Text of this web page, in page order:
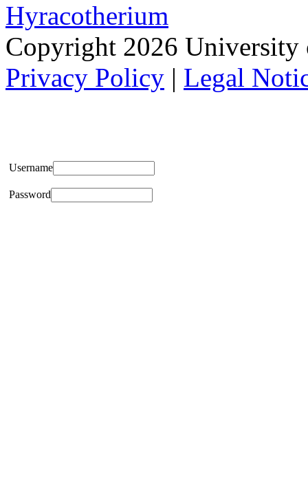
Hyracotherium
Copyright 2026
Privacy Policy | Legal
Username
Password